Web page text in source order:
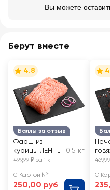
Вы можете
Берут вместе
Баллы за отзыв
4.8
Фарш из
курицы ЛЕНТА
FRESH
0.5 кг
499,99 ₽ за 1 кг
С Картой №1
250,00 руб
С